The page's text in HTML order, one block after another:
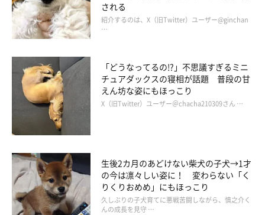
される
紹介するのは、X（旧Twitter）ユーザー@ginchan
…
「どうなってるの!?」不思議すぎるミニ
チュアダックスの寝相が話題 普段の甘
えん坊な姿にもほっこり
X（旧Twitter）ユーザー＠chacha210309さん …
生後2カ月のあどけない柴犬の子犬→1才
の今は凛々しい姿に！ 変わらない「く
りくりおめめ」にもほっこり
久しぶりの子犬育てに悪戦苦闘しながら、慎之介く
んの成長を見守 …